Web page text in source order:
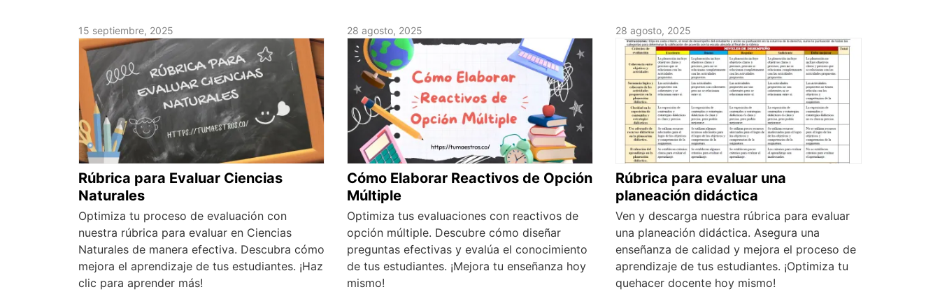
15 septiembre, 2025
Rúbrica para Evaluar Ciencias
Naturales
Optimiza tu proceso de evaluación con
nuestra rúbrica para evaluar en Ciencias
Naturales de manera efectiva. Descubra cómo
mejora el aprendizaje de tus estudiantes. ¡Haz
clic para aprender más!
28 agosto, 2025
Cómo Elaborar Reactivos de Opción
Múltiple
Optimiza tus evaluaciones con reactivos de
opción múltiple. Descubre cómo diseñar
preguntas efectivas y evalúa el conocimiento
de tus estudiantes. ¡Mejora tu enseñanza hoy
mismo!
28 agosto, 2025
Rúbrica para evaluar una
planeación didáctica
Ven y descarga nuestra rúbrica para evaluar
una planeación didáctica. Asegura una
enseñanza de calidad y mejora el proceso de
aprendizaje de tus estudiantes. ¡Optimiza tu
quehacer docente hoy mismo!